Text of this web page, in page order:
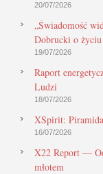
20/07/2026
„Świadomość
Dobrucki o
19/07/2026
Raport
Ludzi
18/07/2026
XSpirit:
16/07/2026
X22 Report —
młotem